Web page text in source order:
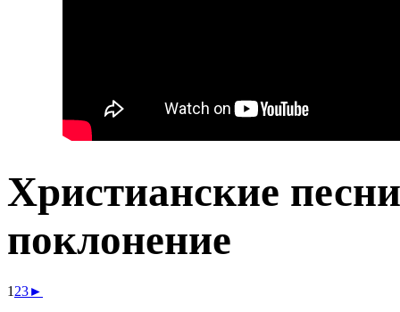
Христианские
поклонение
1 23►